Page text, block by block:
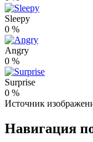
Sleepy
0 %
Angry
0 %
Surprise
0 %
Источник
Навигация